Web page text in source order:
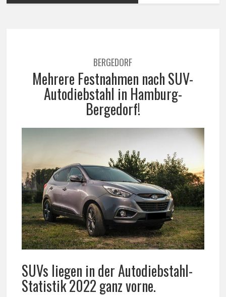
BERGEDORF
Mehrere Festnahmen nach SUV-
Autodiebstahl in Hamburg-
Bergedorf!
SUVs liegen in der Autodiebstahl-
Statistik 2022 ganz vorne.